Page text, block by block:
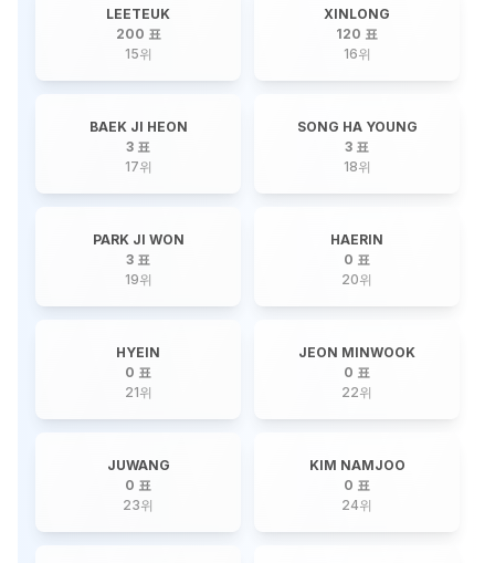
LEETEUK
200 표
15위
XINLONG
120 표
16위
BAEK JI HEON
3 표
17위
SONG HA YOUNG
3 표
18위
PARK JI WON
3 표
19위
HAERIN
0 표
20위
HYEIN
0 표
21위
JEON MINWOOK
0 표
22위
JUWANG
0 표
23위
KIM NAMJOO
0 표
24위